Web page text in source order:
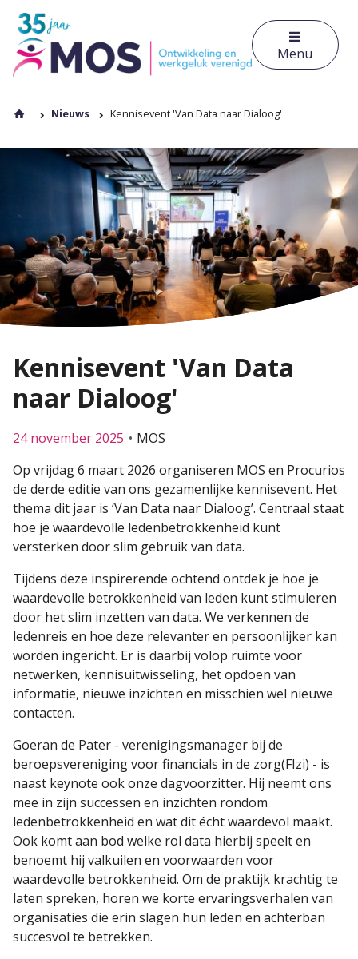
Menu
Nieuws Kennisevent 'Van Data naar Dialoog'
Kennisevent 'Van Data
naar Dialoog'
24 november 2025
MOS
Op vrijdag 6 maart 2026 organiseren MOS en Procurios
de derde editie van ons gezamenlijke kennisevent. Het
thema dit jaar is ‘Van Data naar Dialoog’. Centraal staat
hoe je waardevolle ledenbetrokkenheid kunt
versterken door slim gebruik van data.
Tijdens deze inspirerende ochtend ontdek je hoe je
waardevolle betrokkenheid van leden kunt stimuleren
door het slim inzetten van data. We verkennen de
ledenreis en hoe deze relevanter en persoonlijker kan
worden ingericht. Er is daarbij volop ruimte voor
netwerken, kennisuitwisseling, het opdoen van
informatie, nieuwe inzichten en misschien wel nieuwe
contacten.
Goeran de Pater - verenigingsmanager bij de
beroepsvereniging voor financials in de zorg(FIzi) - is
naast keynote ook onze dagvoorzitter. Hij neemt ons
mee in zijn successen en inzichten rondom
ledenbetrokkenheid en wat dit écht waardevol maakt.
Ook komt aan bod welke rol data hierbij speelt en
benoemt hij valkuilen en voorwaarden voor
waardevolle betrokkenheid. Om de praktijk krachtig te
laten spreken, horen we korte ervaringsverhalen van
organisaties die erin slagen hun leden en achterban
succesvol te betrekken.